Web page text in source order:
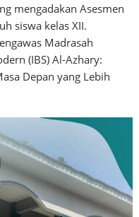
mengadakan Asesmen
siswa kelas XII.
Madrasah
(IBS) Al-Azhary:
Depan yang Lebih